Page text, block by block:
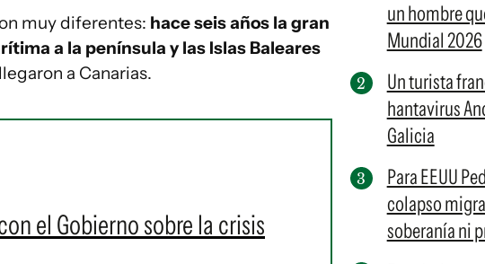
muy diferentes: hace seis años la gran
a la península y las Islas Baleares
a Canarias.
el Gobierno sobre la crisis
un hombre
Mundial 2026
Un turista
hantavirus
Galicia
Para EEUU
colapso
soberanía ni